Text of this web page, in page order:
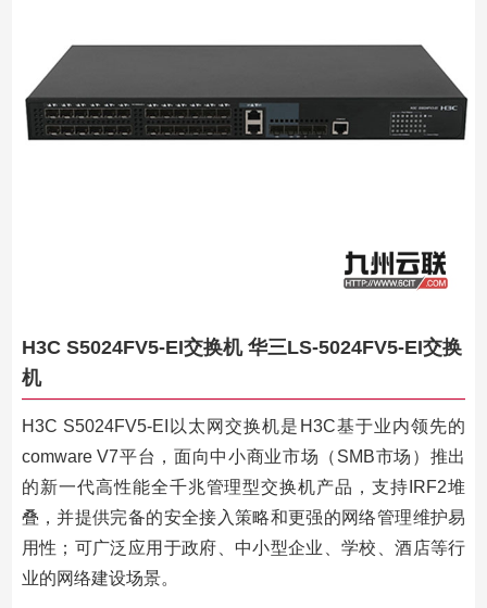
H3C S5024FV5-EI交换机 华三LS-5024FV5-EI交换
机
H3C S5024FV5-EI以太网交换机是H3C基于业内领先的
comware V7平台，面向中小商业市场（SMB市场）推出
的新一代高性能全千兆管理型交换机产品，支持IRF2堆
叠，并提供完备的安全接入策略和更强的网络管理维护易
用性；可广泛应用于政府、中小型企业、学校、酒店等行
业的网络建设场景。